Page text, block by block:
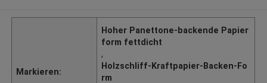
Markieren:
Hoher Panettone-backende Papier
form fettdicht
,
Holzschliff-Kraftpapier-Backen-Fo
rm